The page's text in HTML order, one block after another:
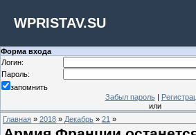
WPRISTAV.SU
Форма входа
Логин:
Пароль:
запомнить
Забыл пароль|
или
Главная » 2018 » Декабрь » 21 »